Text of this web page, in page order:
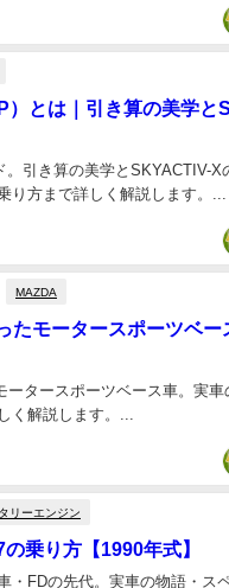
とは｜引き算の美学と
引き算の美学とSKYACTIV-X
り方まで詳しく解説します。...
MAZDA
たモータースポーツベー
ータースポーツベース車。実
く解説します。...
リーエンジン
乗り方【1990年式】
・FDの先代。実車の物語・ス